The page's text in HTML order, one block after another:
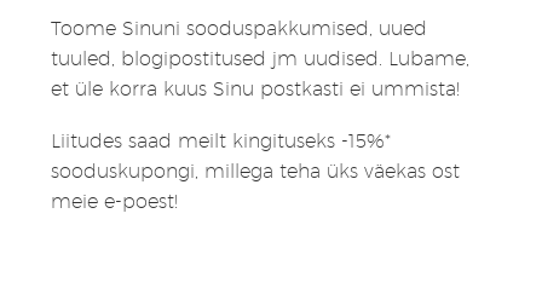
Toome Sinuni sooduspakkumised, uued
tuuled, blogipostitused jm uudised. Lubame,
et üle korra kuus Sinu postkasti ei ummista!
Liitudes saad meilt kingituseks -15%*
sooduskupongi, millega teha üks väekas ost
meie e-poest!